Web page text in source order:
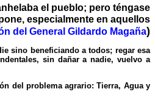
el pueblo; pero téngase
especialmente en aquellos
del General Gildardo Magaña)
sino beneficiando a todos; regar esa
sin dañar a nadie, vuelvo a
del problema agrario: Tierra, Agua y